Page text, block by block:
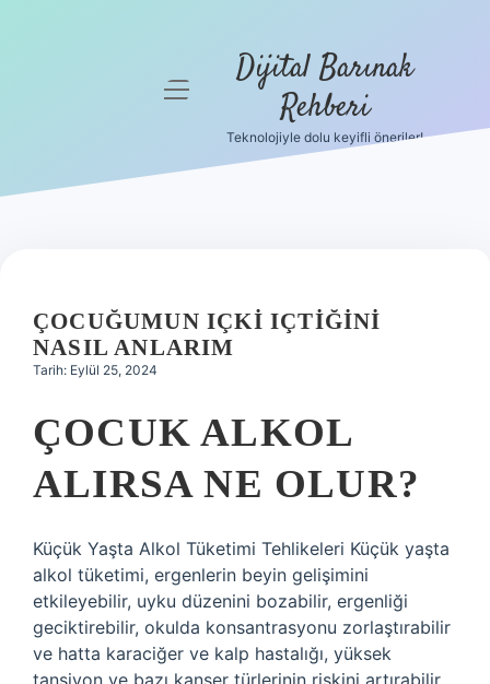
Hakkımızda
menüyü
Dijital Barınak
Rehberi
Teknolojiyle dolu keyifli öneriler!
ÇOCUĞUMUN IÇKI IÇTIĞINI
NASIL ANLARIM
Tarih: Eylül 25, 2024
ÇOCUK ALKOL
ALIRSA NE OLUR?
Küçük Yaşta Alkol Tüketimi Tehlikeleri Küçük yaşta
alkol tüketimi, ergenlerin beyin gelişimini
etkileyebilir, uyku düzenini bozabilir, ergenliği
geciktirebilir, okulda konsantrasyonu zorlaştırabilir
ve hatta karaciğer ve kalp hastalığı, yüksek
tansiyon ve bazı kanser türlerinin riskini artırabilir.